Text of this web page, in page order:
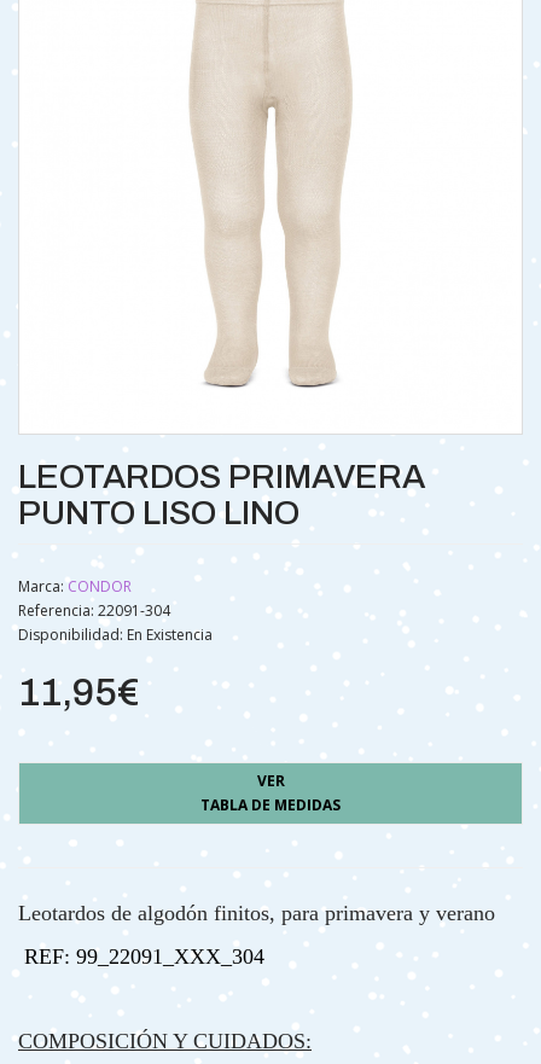
LEOTARDOS PRIMAVERA
PUNTO LISO LINO
Marca: CONDOR
Referencia: 22091-304
Disponibilidad: En Existencia
11,95€
VER
TABLA DE MEDIDAS
Leotardos de algodón finitos, para primavera y verano
REF: 99_22091_XXX_304
COMPOSICIÓN Y CUIDADOS: